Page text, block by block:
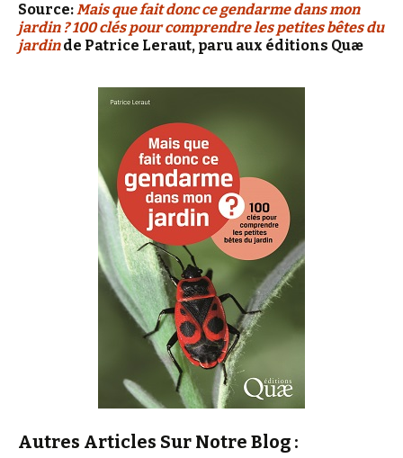
Source:Mais que fait donc ce gendarme dans mon
jardin ? 100 clés pour comprendre les petites bêtes du
jardinde Patrice Leraut, paru aux éditions Quæ
Autres Articles Sur Notre Blog :